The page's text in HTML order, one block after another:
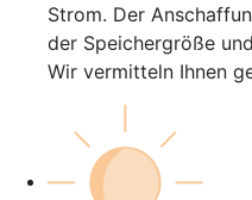
Strom. Der
der Speichergröße
Wir vermitteln Ihnen